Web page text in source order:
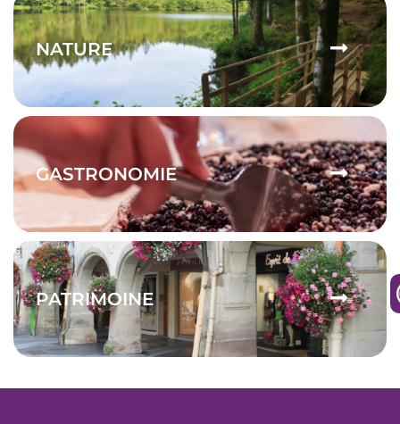
NATURE
GASTRONOMIE
PATRIMOINE